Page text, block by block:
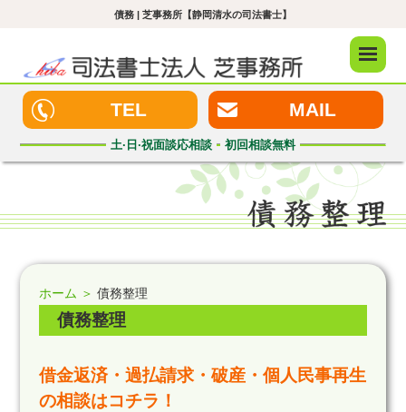
債務 | 芝事務所【静岡清水の司法書士】
メニュ
TEL MAIL
土·日·祝面談応相談 初回相談無料
ホーム ＞ 債務整理
債務整理
借金返済・過払請求・破産・個人民事再生
の相談はコチラ！